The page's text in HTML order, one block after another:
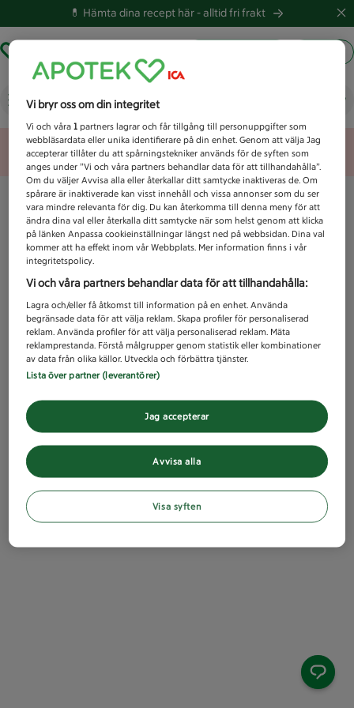
💊 Hämta dina recept här -alltid fri frakt
Vad letar du efter idag?
Unknown error
Vi bryr oss om din integritet
Vi och våra1 partners lagrar och får tillgång till personuppgifter som
webbläsardata eller unika identifierare på din enhet. Genom att välja Jag
accepterar tillåter du att spårningstekniker används för de syften som
anges under ”Vi och våra partners behandlar data för att tillhandahålla”.
Om du väljer Avvisa alla eller återkallar ditt samtycke inaktiveras de. Om
spårare är inaktiverade kan visst innehåll och vissa annonser som du ser
vara mindre relevanta för dig. Du kan återkomma till denna meny för att
ändra dina val eller återkalla ditt samtycke när som helst genom att klicka
på länken Anpassa cookieinställningar längst ned på webbsidan. Dina val
kommer att ha effekt inom vår Webbplats. Mer information finns i vår
integritetspolicy.
Vi och våra partners behandlar data för att tillhandahålla:
Lagra och/eller få åtkomst till information på en enhet. Använda
begränsade data för att välja reklam. Skapa profiler för personaliserad
reklam. Använda profiler för att välja personaliserad reklam. Mäta
reklamprestanda. Förstå målgrupper genom statistik eller kombinationer
av data från olika källor. Utveckla och förbättra tjänster.
Lista över partner (leverantörer)
Avvisa alla
Jag accepterar
Visa syften